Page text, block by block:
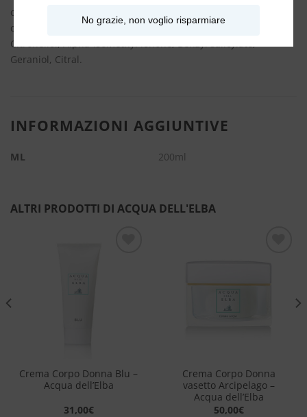
cyclohexene carboxaldehyde, Hydroxycitronellal, Hexyl
cinnamal, Butylphenyl methylpropional, Limonene, Linalool,
Citronellol, Alpha-isomethyl ionone, Benzyl salicylate,
Geraniol, Citral.
INFORMAZIONI AGGIUNTIVE
ML 200ml
ALTRI PRODOTTI DI ACQUA DELL'ELBA
Crema Corpo Donna Blu –
Acqua dell’Elba
31,00€
Crema Corpo Donna
vasetto Arcipelago –
Acqua dell’Elba
50,00€
No grazie, non voglio risparmiare